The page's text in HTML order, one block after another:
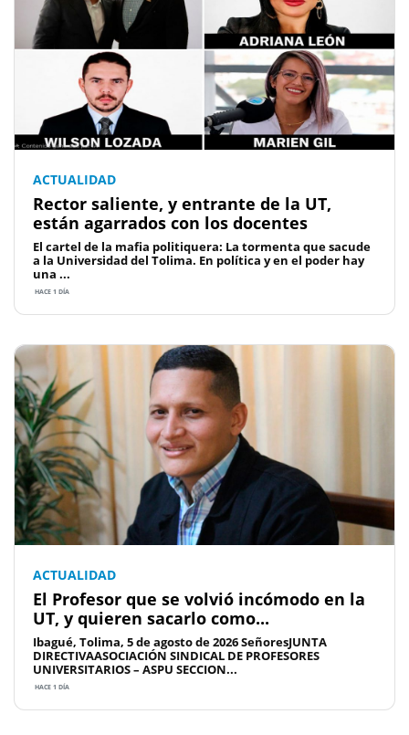
ACTUALIDAD
Rector saliente, y entrante de la UT,
están agarrados con los docentes
El cartel de la mafia politiquera: La tormenta que sacude
a la Universidad del Tolima. En política y en el poder hay
una ...
HACE 1 DÍA
ACTUALIDAD
El Profesor que se volvió incómodo en la
UT, y quieren sacarlo como...
Ibagué, Tolima, 5 de agosto de 2026 SeñoresJUNTA
DIRECTIVAASOCIACIÓN SINDICAL DE PROFESORES
UNIVERSITARIOS – ASPU SECCION...
HACE 1 DÍA